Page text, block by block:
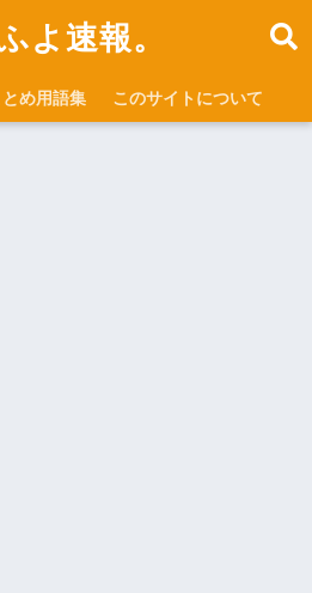
よ速報。
め用語集 このサイトについて